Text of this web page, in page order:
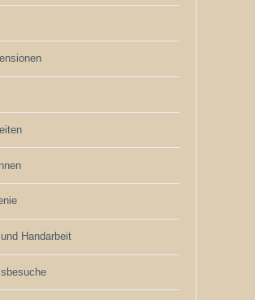
Handarbeit